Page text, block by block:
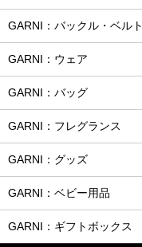
GARNI：バックル・ベルト
GARNI：ウェア
GARNI：バッグ
GARNI：フレグランス
GARNI：グッズ
GARNI：ベビー用品
GARNI：ギフトボックス